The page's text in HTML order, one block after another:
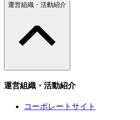
運営組織・活動紹介
運営組織・活動紹介
コーポレートサイト